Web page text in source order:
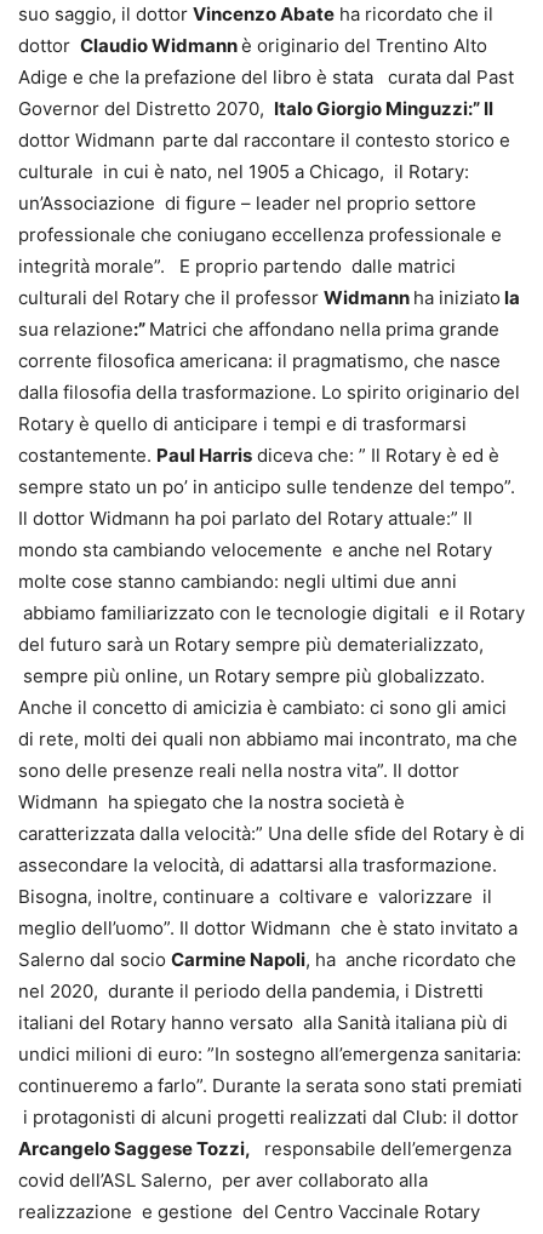
suo saggio, il dottor Vincenzo Abate ha ricordato che il
dottor Claudio Widmannè originario del Trentino Alto
Adige e che la prefazione del libro è stata curata dal Past
Governor del Distretto 2070, Italo Giorgio Minguzzi:” Il
dottor Widmann parte dal raccontare il contesto storico e
culturale in cui è nato, nel 1905 a Chicago, il Rotary:
un’Associazione di figure – leader nel proprio settore
professionale che coniugano eccellenza professionale e
integrità morale”. E proprio partendo dalle matrici
culturali del Rotary che il professor Widmann ha iniziato la
sua relazione:” Matrici che affondano nella prima grande
corrente filosofica americana: il pragmatismo, che nasce
dalla filosofia della trasformazione. Lo spirito originario del
Rotary è quello di anticipare i tempi e di trasformarsi
costantemente. Paul Harris diceva che: ” Il Rotary è ed è
sempre stato un po’ in anticipo sulle tendenze del tempo”.
Il dottor Widmann ha poi parlato del Rotary attuale:” Il
mondo sta cambiando velocemente e anche nel Rotary
molte cose stanno cambiando: negli ultimi due anni
abbiamo familiarizzato con le tecnologie digitali e il Rotary
del futuro sarà un Rotary sempre più dematerializzato,
sempre più online, un Rotary sempre più globalizzato.
Anche il concetto di amicizia è cambiato: ci sono gli amici
di rete, molti dei quali non abbiamo mai incontrato, ma che
sono delle presenze reali nella nostra vita”. Il dottor
Widmann ha spiegato che la nostra società è
caratterizzata dalla velocità:” Una delle sfide del Rotary è di
assecondare la velocità, di adattarsi alla trasformazione.
Bisogna, inoltre, continuare a coltivare e valorizzare il
meglio dell’uomo”. Il dottor Widmann che è stato invitato a
Salerno dal socio Carmine Napoli, ha anche ricordato che
nel 2020, durante il periodo della pandemia, i Distretti
italiani del Rotary hanno versato alla Sanità italiana più di
undici milioni di euro: ”In sostegno all’emergenza sanitaria:
continueremo a farlo”. Durante la serata sono stati premiati
i protagonisti di alcuni progetti realizzati dal Club: il dottor
Arcangelo Saggese Tozzi, responsabile dell’emergenza
covid dell’ASL Salerno, per aver collaborato alla
realizzazione e gestione del Centro Vaccinale Rotary